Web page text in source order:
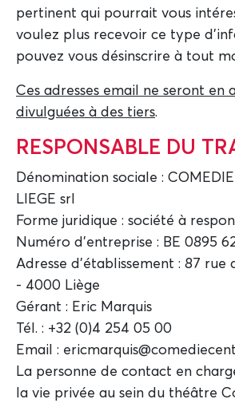
pertinent qui pourrait vous
voulez plus recevoir ce type
pouvez vous désinscrire à tout
Ces adresses email ne seront en
divulguées à des tiers.
RESPONSABLE DU
Dénomination sociale :
LIEGE srl
Forme juridique : société à
Numéro d'entreprise : BE 0895
Adresse d'établissement : 87 rue
- 4000 Liège
Gérant : Eric Marquis
Tél. : +32 (0)4 254 05 00
Email :
La personne de contact en
la vie privée au sein du théâtre